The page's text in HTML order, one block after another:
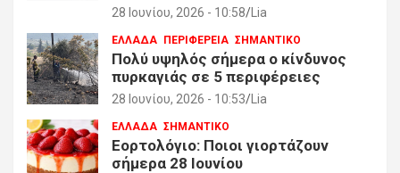
28 Ιουνίου, 2026 - 10:58 Lia
ΕΛΛΑΔΑ ΠΕΡΙΦΕΡΕΙΑ ΣΗΜΑΝΤΙΚΟ
Πολύ υψηλός σήμερα ο κίνδυνος
πυρκαγιάς σε 5 περιφέρειες
28 Ιουνίου, 2026 - 10:53 Lia
ΕΛΛΑΔΑ ΣΗΜΑΝΤΙΚΟ
Εορτολόγιο: Ποιοι γιορτάζουν
σήμερα 28 Ιουνίου